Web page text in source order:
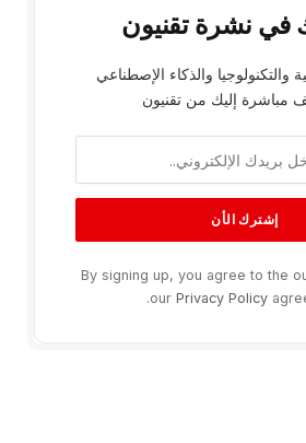
في نشرة تقنيون
والتكنولوجيا والذكاء الإصطناعي
مباشرة إليك من تقنيون
By signing up, you agree to the
our Privacy Policy